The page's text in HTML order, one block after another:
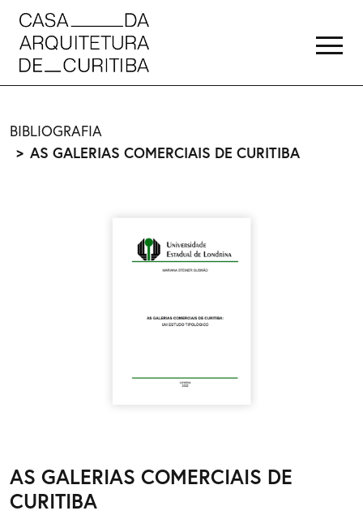
BIBLIOGRAFIA
AS GALERIAS COMERCIAIS DE CURITIBA
AS GALERIAS COMERCIAIS DE
CURITIBA